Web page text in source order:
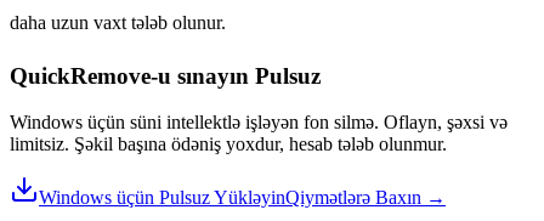
daha uzun vaxt tələb olunur.
QuickRemove-u sınayın Pulsuz
Windows üçün süni intellektlə işləyən fon silmə. Oflayn, şəxsi və
limitsiz. Şəkil başına ödəniş yoxdur, hesab tələb olunmur.
Windows üçün Pulsuz YükləyinQiymətlərə Baxın →